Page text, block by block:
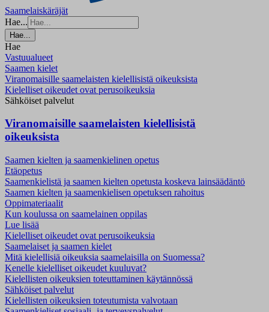
Saamelaiskäräjät
Hae...
Hae...
Hae
Vastuualueet
Saamen kielet
Viranomaisille saamelaisten kielellisistä oikeuksista
Kielelliset oikeudet ovat perusoikeuksia
Sähköiset palvelut
Viranomaisille saamelaisten kielellisistä
oikeuksista
Saamen kielten ja saamenkielinen opetus
Etäopetus
Saamenkielistä ja saamen kielten opetusta koskeva lainsäädäntö
Saamen kielten ja saamenkielisen opetuksen rahoitus
Oppimateriaalit
Kun koulussa on saamelainen oppilas
Lue lisää
Kielelliset oikeudet ovat perusoikeuksia
Saamelaiset ja saamen kielet
Mitä kielellisiä oikeuksia saamelaisilla on Suomessa?
Kenelle kielelliset oikeudet kuuluvat?
Kielellisten oikeuksien toteuttaminen käytännössä
Sähköiset palvelut
Kielellisten oikeuksien toteutumista valvotaan